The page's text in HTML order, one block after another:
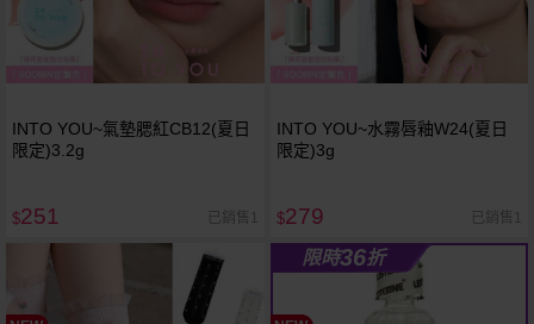
INTO YOU~氣墊腮紅CB12(夏日
限定)3.2g
$251 已銷售1
INTO YOU~水霧唇釉W24(夏日
限定)3g
$279 已銷售1
限時36折